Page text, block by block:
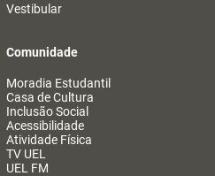
Vestibular
Comunidade
Moradia Estudantil
Casa de Cultura
Inclusão Social
Acessibilidade
Atividade Física
TV UEL
UEL FM